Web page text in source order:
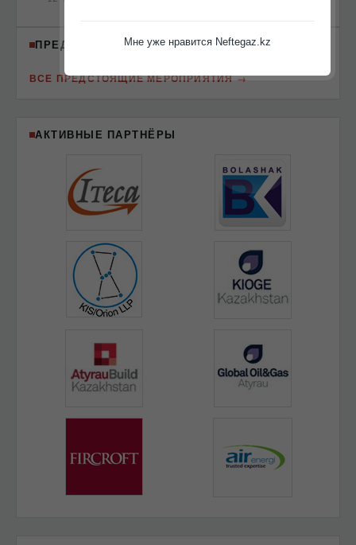
ПРЕДСТОЯЩИЕ МЕРОПРИЯТИЯ
ВСЕ ПРЕДСТОЯЩИЕ МЕРОПРИЯТИЯ
АКТИВНЫЕ ПАРТНЁРЫ
Мне уже нравится Neftegaz.kz